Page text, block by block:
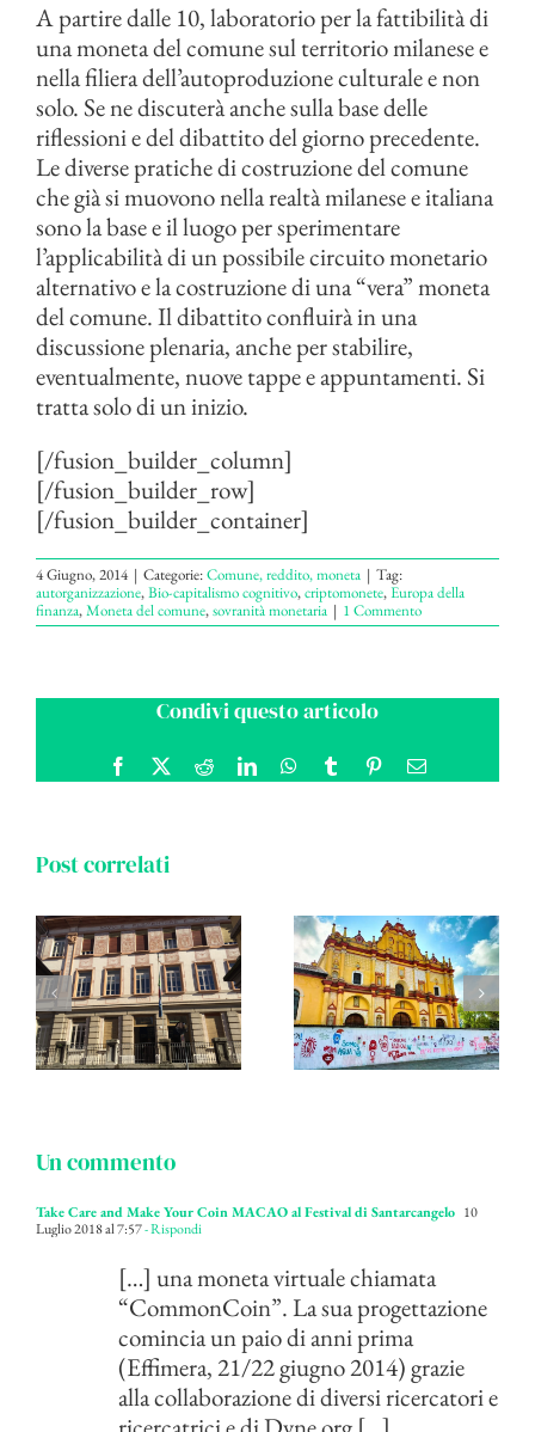
A partire dalle 10, laboratorio per la fattibilità di
una moneta del comune sul territorio milanese e
nella filiera dell’autoproduzione culturale e non
solo. Se ne discuterà anche sulla base delle
riflessioni e del dibattito del giorno precedente.
Le diverse pratiche di costruzione del comune
che già si muovono nella realtà milanese e italiana
sono la base e il luogo per sperimentare
l’applicabilità di un possibile circuito monetario
alternativo e la costruzione di una “vera” moneta
del comune. Il dibattito confluirà in una
discussione plenaria, anche per stabilire,
eventualmente, nuove tappe e appuntamenti. Si
tratta solo di un inizio.
[/fusion_builder_column]
[/fusion_builder_row]
[/fusion_builder_container]
4 Giugno, 2014 | Categorie:Comune, reddito, moneta | Tag:
autorganizzazione,Bio-capitalismo cognitivo,criptomonete,Europa della
finanza,Moneta del comune,sovranità monetaria | 1 Commento
Condivi questo articolo
Facebook RedditLinkedInWhatsApp
Tumblr PinterestEmail
Post correlati
Un commento
Take Care and Make Your Coin MACAO al Festival di Santarcangelo 10
Luglio 2018 al 7:57- Rispondi
[…] una moneta virtuale chiamata
“CommonCoin”. La sua progettazione
comincia un paio di anni prima
(Effimera, 21/22 giugno 2014) grazie
alla collaborazione di diversi ricercatori e